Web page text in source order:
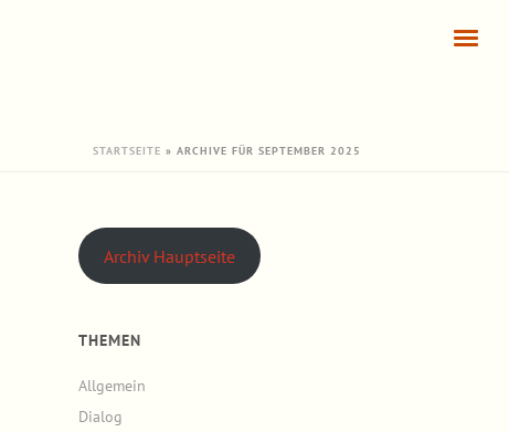
STARTSEITE » ARCHIVE FÜR SEPTEMBER 2025
Archiv Hauptseite
THEMEN
Allgemein
Dialog